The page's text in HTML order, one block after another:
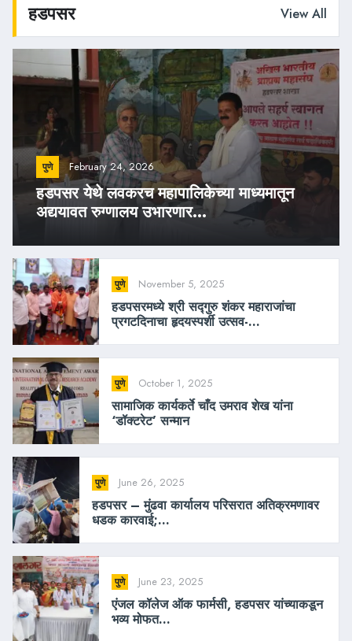
हडपसर View All
पुणे February 24, 2026
हडपसर येथे लवकरच महापालिकेच्या माध्यमातून
अद्ययावत रुग्णालय उभारणार...
पुणे November 5, 2025
हडपसरमध्ये श्री सद्गुरु शंकर महाराजांचा
प्रगटदिनाचा हृदयस्पर्शी उत्सव-...
पुणे October 1, 2025
सामाजिक कार्यकर्ते चाँद उमराव शेख यांना
‘डॉक्टरेट’ सन्मान
पुणे June 26, 2025
हडपसर – मुंढवा कार्यालय परिसरात अतिक्रमणावर
धडक कारवाई;...
पुणे June 23, 2025
एंजल कॉलेज ऑक फार्मसी, हडपसर यांच्याकडून
भव्य मोफत...